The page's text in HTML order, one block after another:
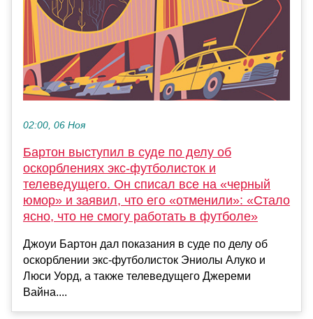
02:00, 06 Ноя
Бартон выступил в суде по делу об
оскорблениях экс-футболисток и
телеведущего. Он списал все на «черный
юмор» и заявил, что его «отменили»: «Стало
ясно, что не смогу работать в футболе»
Джоуи Бартон дал показания в суде по делу об
оскорблении экс-футболисток Эниолы Алуко и
Люси Уорд, а также телеведущего Джереми
Вайна....